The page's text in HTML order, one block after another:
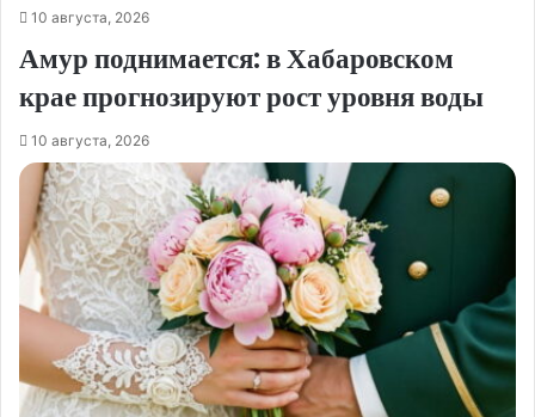
10 августа, 2026
Амур поднимается: в Хабаровском
крае прогнозируют рост уровня воды
10 августа, 2026